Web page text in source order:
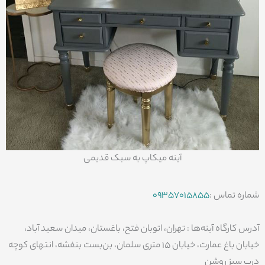
آینه میکاپ به سبک قدیمی
شماره تماس :09357015855
آدرس کارگاه آینه‌ها : تهران، اتوبان فتح، باغستان، میدان سعید آباد،
خیابان باغ عمارت، خیابان 15 متری سلمان، بن‌بست بنفشه، انتهای کوچه
درب سبز روشن